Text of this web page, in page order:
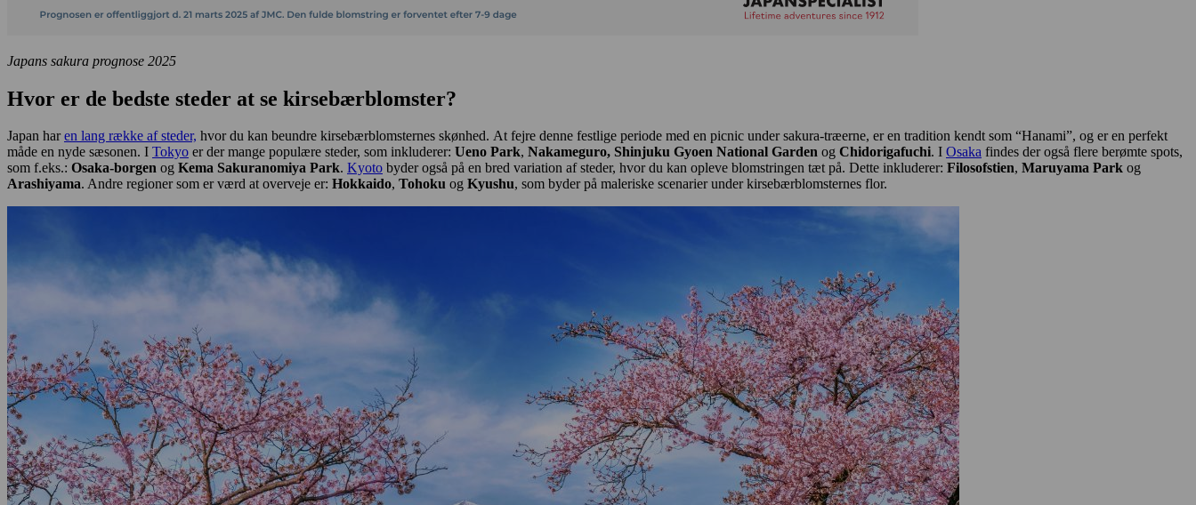
Japans sakura prognose 2025
Hvor er de bedste steder at se kirsebærblomster?
Japan haren lang række af steder, hvor du kan beundre kirsebærblomsternes skønhed. At fejre denne festlige periode med en picnic under sakura-træerne, er en tradition kendt som “Hanami”, og er en perfekt
måde en nyde sæsonen. I Tokyo er der mange populære steder, som inkluderer: Ueno Park, Nakameguro, Shinjuku Gyoen National Garden og Chidorigafuchi. I Osaka findes der også flere berømte spots,
som f.eks.: Osaka-borgen og Kema Sakuranomiya Park. Kyoto byder også på en bred variation af steder, hvor du kan opleve blomstringen tæt på. Dette inkluderer: Filosofstien, Maruyama Park og
Arashiyama. Andre regioner som er værd at overveje er: Hokkaido, Tohoku og Kyushu, som byder på maleriske scenarier under kirsebærblomsternes flor.